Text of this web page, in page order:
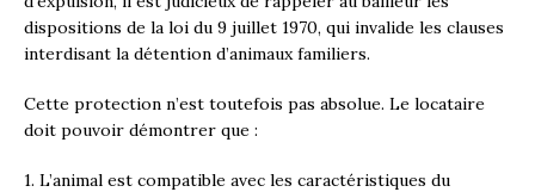
dispositions de la loi du 9 juillet 1970, qui invalide les clauses
interdisant la détention d’animaux familiers.
Cette protection n’est toutefois pas absolue. Le locataire
doit pouvoir démontrer que :
1. L’animal est compatible avec les caractéristiques du